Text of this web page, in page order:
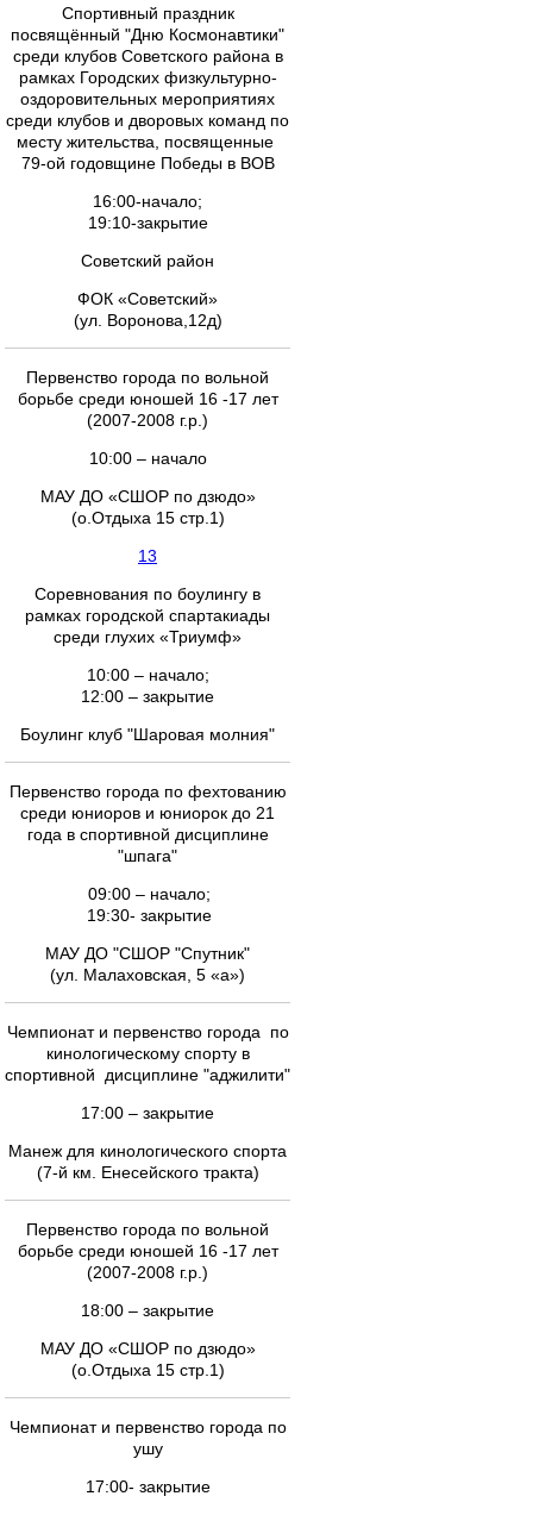
Спортивный праздник
посвящённый "Дню Космонавтики"
среди клубов Советского района в
рамках Городских физкультурно-
оздоровительных мероприятиях
среди клубов и дворовых команд по
месту жительства, посвященные
79-ой годовщине Победы в ВОВ
16:00-начало;
19:10-закрытие
Советский район
ФОК «Советский»
(ул. Воронова,12д)
Первенство города по вольной
борьбе среди юношей 16 -17 лет
(2007-2008 г.р.)
10:00 – начало
МАУ ДО «СШОР по дзюдо»
(о.Отдыха 15 стр.1)
13
Соревнования по боулингу в
рамках городской спартакиады
среди глухих «Триумф»
10:00 – начало;
12:00 – закрытие
Боулинг клуб "Шаровая молния"
Первенство города по фехтованию
среди юниоров и юниорок до 21
года в спортивной дисциплине
"шпага"
09:00 – начало;
19:30- закрытие
МАУ ДО "СШОР "Спутник"
(ул. Малаховская, 5 «а»)
Чемпионат и первенство города по
кинологическому спорту в
спортивной дисциплине "аджилити"
17:00 – закрытие
Манеж для кинологического спорта
(7-й км. Енесейского тракта)
Первенство города по вольной
борьбе среди юношей 16 -17 лет
(2007-2008 г.р.)
18:00 – закрытие
МАУ ДО «СШОР по дзюдо»
(о.Отдыха 15 стр.1)
Чемпионат и первенство города по
ушу
17:00- закрытие